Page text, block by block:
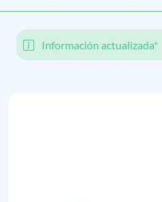
Información actualizada*